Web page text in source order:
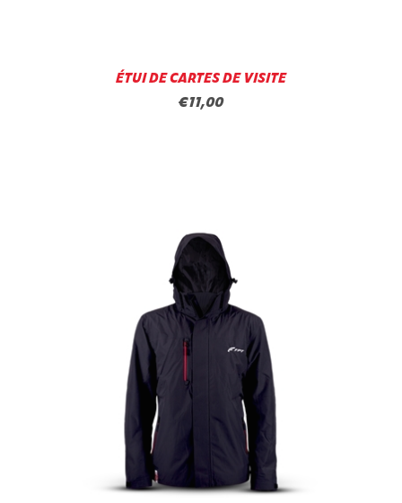
ÉTUI DE CARTES DE VISITE
€11,00